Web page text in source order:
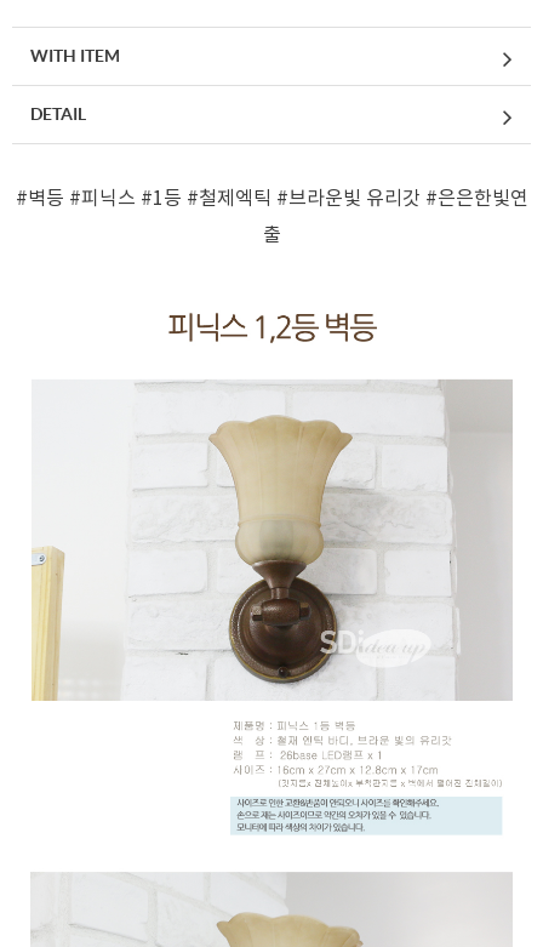
PAYCO 바로구매
WITH ITEM
DETAIL
#벽등 #피닉스 #1등 #철제엑틱 #브라운빛 유리갓 #은은한빛연
출